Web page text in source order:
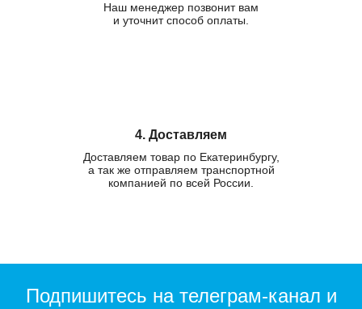
Наш менеджер позвонит вам
и уточнит способ оплаты.
4. Доставляем
Доставляем товар по Екатеринбургу,
а так же отправляем транспортной
компанией по всей России.
Подпишитесь на телеграм-канал и